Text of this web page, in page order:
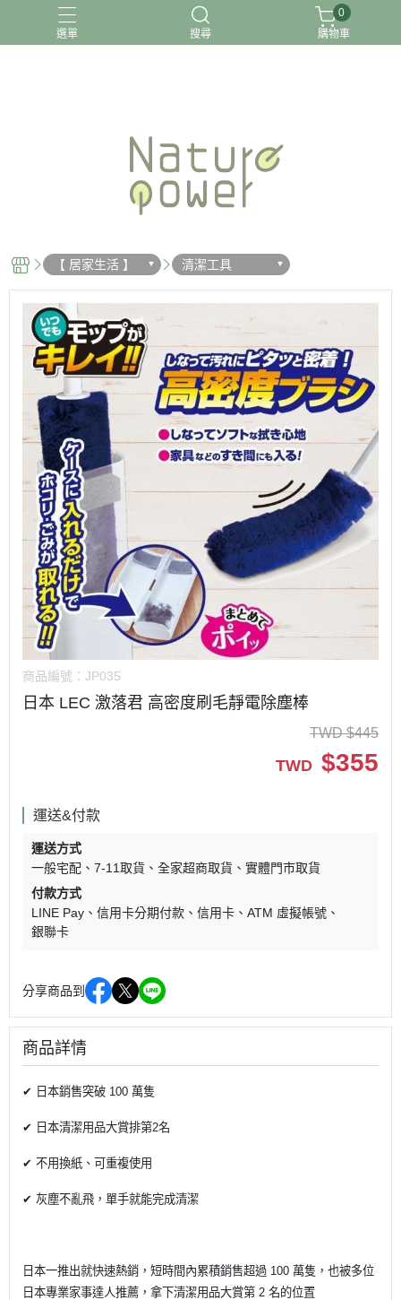
選單 搜尋
0
購物車
【 居家生活 】 清潔工具
商品編號： JP035
日本 LEC 激落君 高密度刷毛靜電除塵棒
TWD $445
TWD $355
運送&付款
運送方式
一般宅配
7-11取貨 全家超商取貨
實體門市取貨
付款方式
LINE Pay
信用卡分期付款 信用卡
ATM 虛擬帳號
銀聯卡
分享商品到
商品詳情
✔ 日本銷售突破 100 萬隻
✔ 日本清潔用品大賞排第2名
✔ 不用換紙、可重複使用
✔ 灰塵不亂飛，單手就能完成清潔
日本一推出就快速熱銷，短時間內累積銷售超過 100 萬隻，也被多位
日本專業家事達人推薦，拿下清潔用品大賞第 2 名的位置